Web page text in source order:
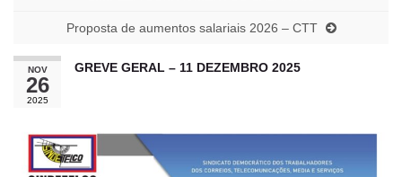
Proposta de aumentos salariais 2026 – CTT
NOV
26
2025
GREVE GERAL – 11 DEZEMBRO 2025